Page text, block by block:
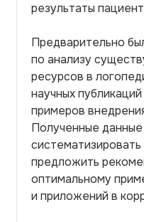
результаты
Предварительно
по анализу
ресурсов в
научных
примеров
Полученные данные
предложить
оптимальному
и приложений в